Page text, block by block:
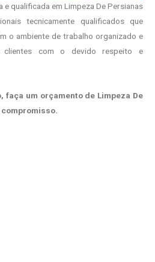
e qualificada em Limpeza De Persianas
tecnicamente qualificados que
o ambiente de trabalho organizado e
com o devido respeito e
faça um orçamento de Limpeza De